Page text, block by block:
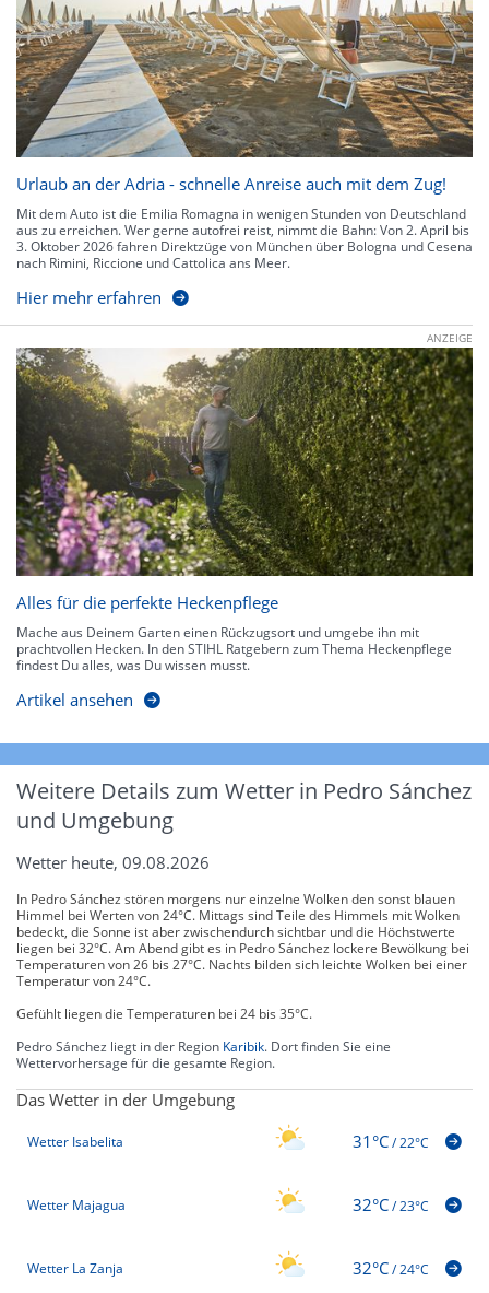
Urlaub an der Adria - schnelle Anreise auch mit dem Zug!
Mit dem Auto ist die Emilia Romagna in wenigen Stunden von Deutschland
aus zu erreichen. Wer gerne autofrei reist, nimmt die Bahn: Von 2. April bis
3. Oktober 2026 fahren Direktzüge von München über Bologna und Cesena
nach Rimini, Riccione und Cattolica ans Meer.
Hier mehr erfahren
ANZEIGE
Alles für die perfekte Heckenpflege
Mache aus Deinem Garten einen Rückzugsort und umgebe ihn mit
prachtvollen Hecken. In den STIHL Ratgebern zum Thema Heckenpflege
findest Du alles, was Du wissen musst.
Artikel ansehen
Weitere Details zum Wetter in Pedro Sánchez
und Umgebung
Wetter heute, 09.08.2026
In Pedro Sánchez stören morgens nur einzelne Wolken den sonst blauen
Himmel bei Werten von 24°C. Mittags sind Teile des Himmels mit Wolken
bedeckt, die Sonne ist aber zwischendurch sichtbar und die Höchstwerte
liegen bei 32°C. Am Abend gibt es in Pedro Sánchez lockere Bewölkung bei
Temperaturen von 26 bis 27°C. Nachts bilden sich leichte Wolken bei einer
Temperatur von 24°C.
Gefühlt liegen die Temperaturen bei 24 bis 35°C.
Pedro Sánchez liegt in der Region Karibik. Dort finden Sie eine
Wettervorhersage für die gesamte Region.
Das Wetter in der Umgebung
Wetter Isabelita 31°C/22°C
Wetter Majagua 32°C/23°C
Wetter La Zanja 32°C/24°C